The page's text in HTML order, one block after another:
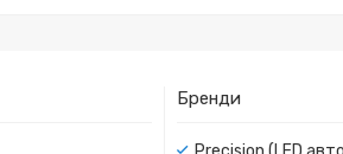
Бренди